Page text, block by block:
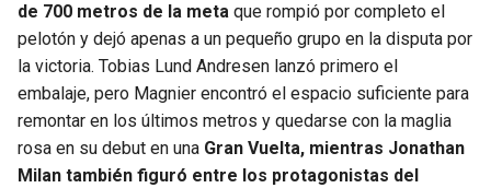
PACKERS
VIKINGS
TIMBERWOLVES
THUNDER
de 700 metros de la meta que rompió por completo el
pelotón y dejó apenas a un pequeño grupo en la disputa por
la victoria. Tobias Lund Andresen lanzó primero el
embalaje, pero Magnier encontró el espacio suficiente para
remontar en los últimos metros y quedarse con la maglia
rosa en su debut en una Gran Vuelta, mientras Jonathan
Milan también figuró entre los protagonistas del